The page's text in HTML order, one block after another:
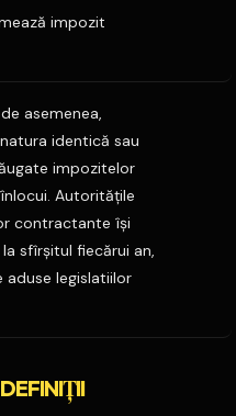
impozit
asemenea,
identică sau
impozitelor
Autorităţile
contractante îşi
sfîrşitul fiecărui an,
legislatiilor